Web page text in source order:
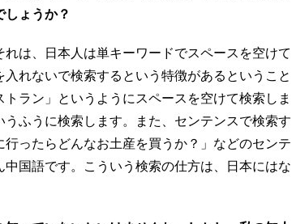
しょうか？
は、日本人は単キーワードでスペースを空けて
れないで検索するという特徴があるということ
ラン」というようにスペースを空けて検索しま
ふうに検索します。また、センテンスで検索す
ったらどんなお土産を買うか？」などのセンテ
国語です。こういう検索の仕方は、日本にはな